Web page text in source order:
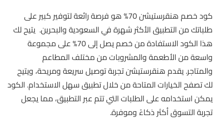
كود خصم هنقرستيشن 70% هو فرصة رائعة لتوفير كبير على
طلباتك من التطبيق الأكثر شهرة في السعودية والبحرين. يتيح لك
هذا الكود الاستفادة من خصم يصل إلى 70% على مجموعة
واسعة من الأطعمة والمشروبات من مختلف المطاعم
والمتاجر. يقدم هنقرستيشن تجربة توصيل سريعة ومريحة، ويتيح
لك تصفح الخيارات المتاحة من خلال تطبيق سهل الاستخدام. الكود
يمكن استخدامه على الطلبات التي تتم عبر التطبيق، مما يجعل
تجربة التسوق أكثر ذكاءً وموفرة.